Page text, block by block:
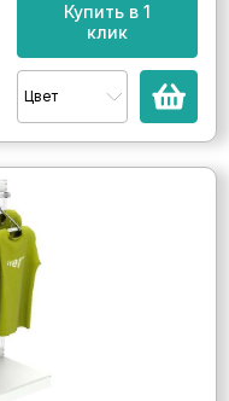
Купить в 1
клик
Цвет